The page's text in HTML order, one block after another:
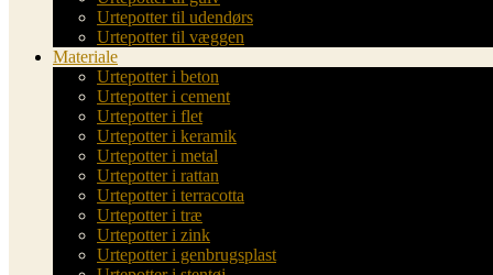
Urtepotter til udendørs
Urtepotter til væggen
Materiale
Urtepotter i beton
Urtepotter i cement
Urtepotter i flet
Urtepotter i keramik
Urtepotter i metal
Urtepotter i rattan
Urtepotter i terracotta
Urtepotter i træ
Urtepotter i zink
Urtepotter i genbrugsplast